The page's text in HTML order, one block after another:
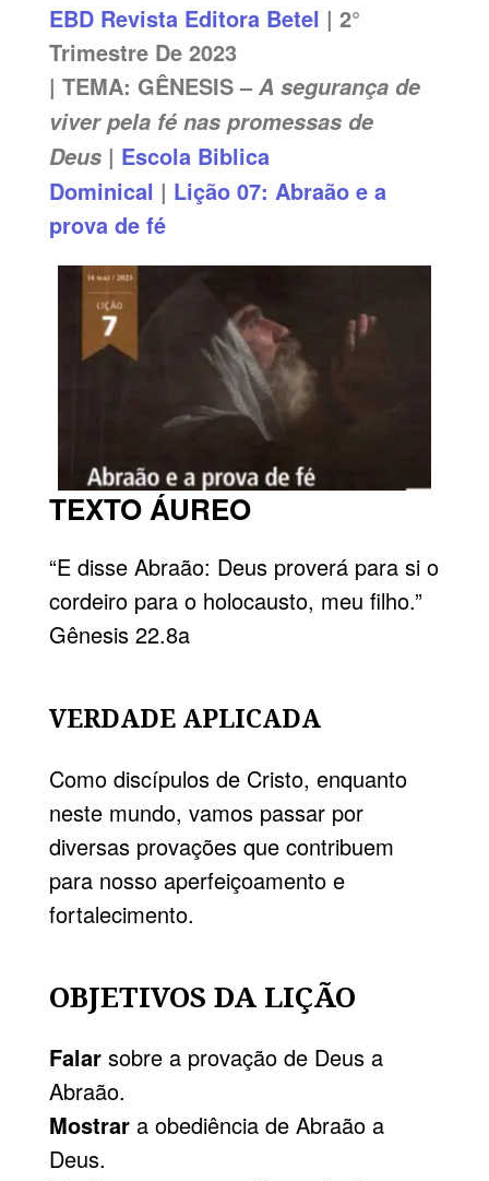
EBD Revista Editora Betel | 2°
Trimestre De 2023
| TEMA: GÊNESIS – A segurança de
viver pela fé nas promessas de
Deus| Escola Biblica
Dominical | Lição 07: Abraão e a
prova de fé
TEXTO ÁUREO
“E disse Abraão: Deus proverá para si o
cordeiro para o holocausto, meu filho.”
Gênesis 22.8a
VERDADE APLICADA
Como discípulos de Cristo, enquanto
neste mundo, vamos passar por
diversas provações que contribuem
para nosso aperfeiçoamento e
fortalecimento.
OBJETIVOS DA LIÇÃO
Falar sobre a provação de Deus a
Abraão.
Mostrar a obediência de Abraão a
Deus.